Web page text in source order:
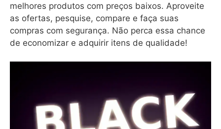
melhores produtos com preços baixos. Aproveite
as ofertas, pesquise, compare e faça suas
compras com segurança. Não perca essa chance
de economizar e adquirir itens de qualidade!